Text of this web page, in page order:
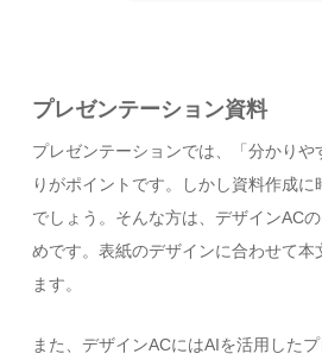
プレゼンテーション資料
プレゼンテーションでは、「分かりや
りがポイントです。しかし資料作成に
でしょう。そんな方は、デザインAC
めです。表紙のデザインに合わせて本
ます。
また、デザインACにはAIを活用した